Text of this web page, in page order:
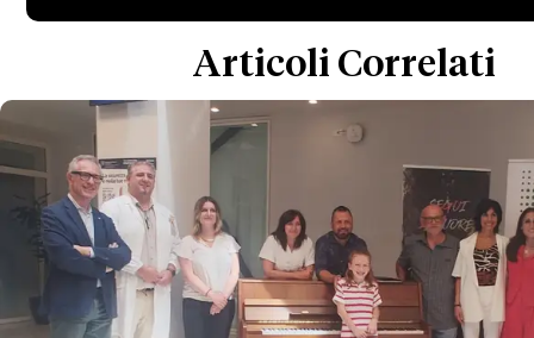
Articoli Correlati